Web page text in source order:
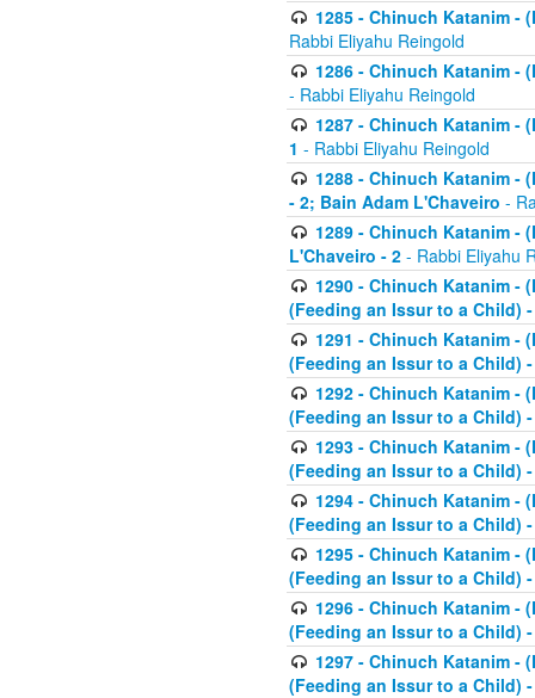
1285 - Chinuch Katanim -
Rabbi Eliyahu Reingold
1286 - Chinuch Katanim -
- Rabbi Eliyahu Reingold
1287 - Chinuch Katanim -
1 - Rabbi Eliyahu Reingold
1288 - Chinuch Katanim -
- 2; Bain Adam L'Chaveiro -
1289 - Chinuch Katanim -
L'Chaveiro - 2 - Rabbi Eliyahu
1290 - Chinuch Katanim -
(Feeding an Issur to a Child)
1291 - Chinuch Katanim -
(Feeding an Issur to a Child)
1292 - Chinuch Katanim -
(Feeding an Issur to a Child)
1293 - Chinuch Katanim -
(Feeding an Issur to a Child)
1294 - Chinuch Katanim -
(Feeding an Issur to a Child)
1295 - Chinuch Katanim -
(Feeding an Issur to a Child)
1296 - Chinuch Katanim -
(Feeding an Issur to a Child)
1297 - Chinuch Katanim -
(Feeding an Issur to a Child)